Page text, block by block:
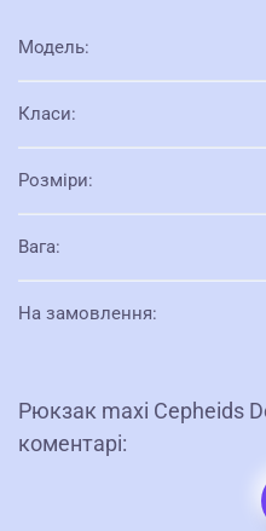
Модель:
Класи:
Розміри:
Вага:
На замовлення:
Рюкзак maxi Cepheids
коментарі: